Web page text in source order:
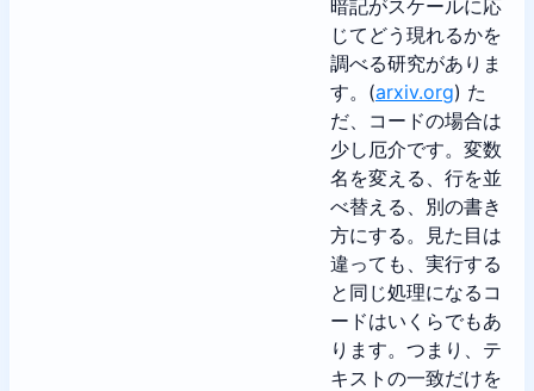
暗記がスケールに応
じてどう現れるかを
調べる研究がありま
す。(arxiv.org) た
だ、コードの場合は
少し厄介です。変数
名を変える、行を並
べ替える、別の書き
方にする。見た目は
違っても、実行する
と同じ処理になるコ
ードはいくらでもあ
ります。つまり、テ
キストの一致だけを